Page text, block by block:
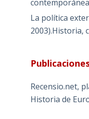
La política
2003).Historia,
Recensio.net,
Historia de